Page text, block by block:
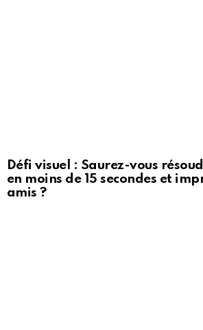
Défi visuel : Saurez-vous
en moins de 15 secondes et
amis ?